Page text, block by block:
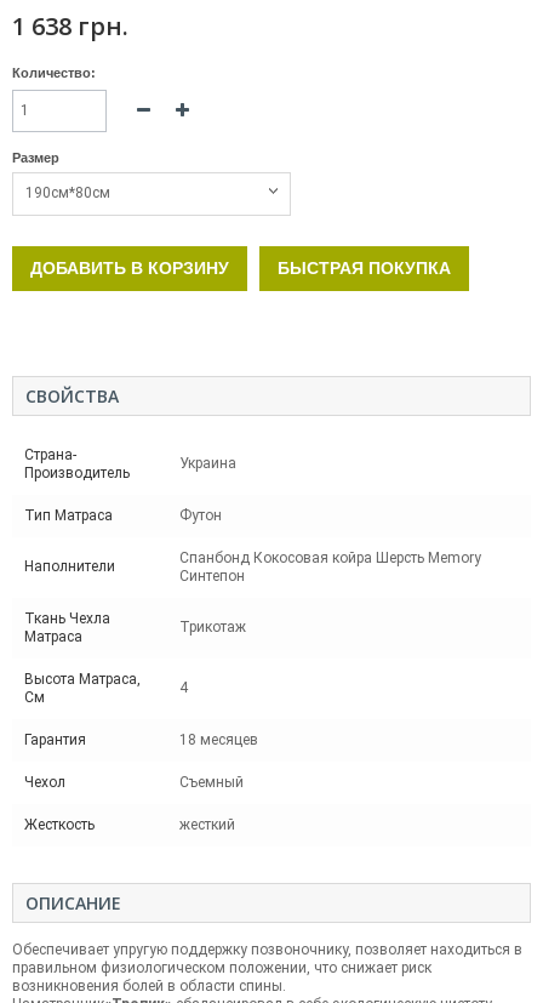
1 638 грн.
Количество:
Размер
190см*80см
ДОБАВИТЬ В КОРЗИНУ БЫСТРАЯ ПОКУПКА
СВОЙСТВА
Страна-
Производитель
Украина
Тип Матраса Футон
Наполнители
Спанбонд Кокосовая койра Шерсть Memory
Синтепон
Ткань Чехла
Матраса
Трикотаж
Высота Матраса,
См
4
Гарантия 18 месяцев
Чехол Съемный
Жесткость жесткий
ОПИСАНИЕ
Обеспечивает упругую поддержку позвоночнику, позволяет находиться в
правильном физиологическом положении, что снижает риск
возникновения болей в области спины.